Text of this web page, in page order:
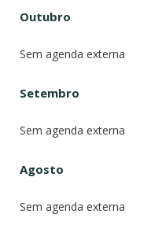
Outubro
Sem agenda externa
Setembro
Sem agenda externa
Agosto
Sem agenda externa